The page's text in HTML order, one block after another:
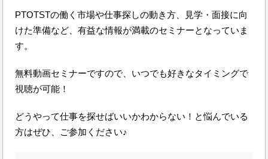
PTOTSTの働く市場や仕事探しの動き方、見学・面接に向
けた準備など、有益な情報が満載のセミナーとなっていま
す。
無料動画セミナーですので、いつでも好きなタイミングで
視聴が可能！
どうやって仕事を探せばいいかわからない！と悩んでいる
方はぜひ、ご参加ください♪